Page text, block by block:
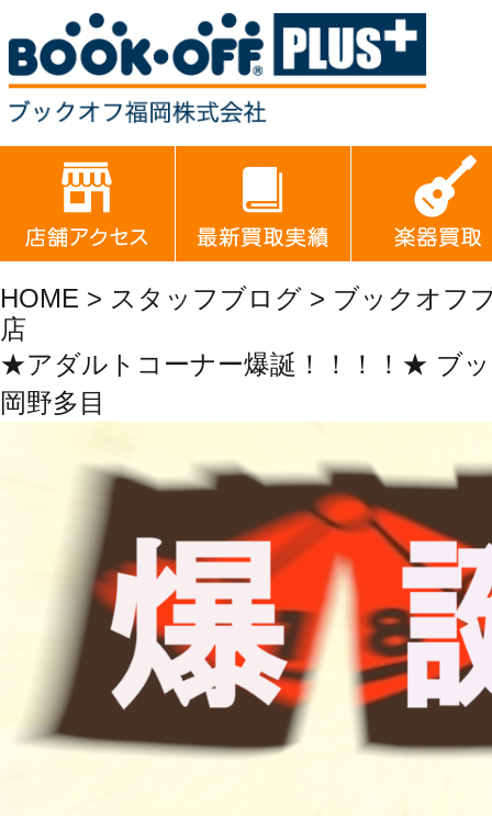
HOME > スタッフブログ > ブックオフ
店
★アダルトコーナー爆誕！！！！★ ブ
岡野多目